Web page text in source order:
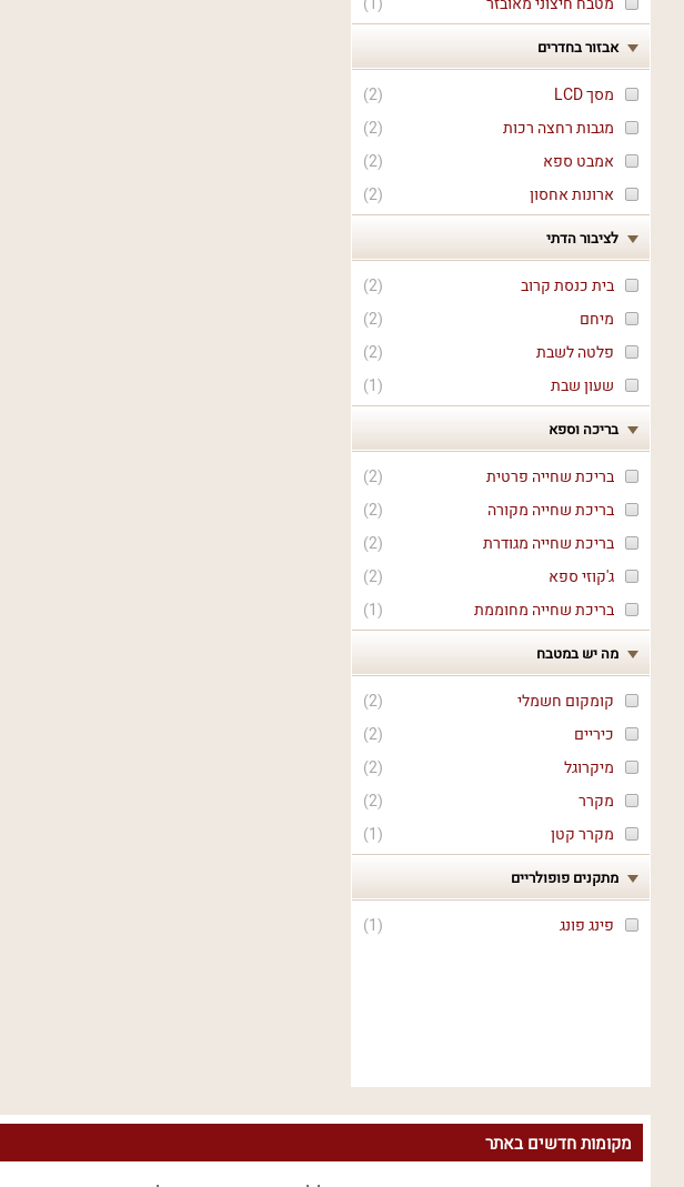
אבזור בחדרים
(
2
)
מסך LCD
(
2
)
מגבות רחצה רכות
(
2
)
אמבט ספא
(
2
) ארונות אחסון
לציבור הדתי
(
2
)
בית כנסת קרוב
(
2
)
מיחם
(
2
)
פלטה לשבת
(
1
) שעון שבת
בריכה וספא
(
2
)
בריכת שחייה פרטית
(
2
)
בריכת שחייה מקורה
(
2
)
בריכת שחייה מגודרת
(
2
)
ג'קוזי ספא
(
1
) בריכת שחייה מחוממת
מה יש במטבח
(
2
)
קומקום חשמלי
(
2
)
כיריים
(
2
)
מיקרוגל
(
2
)
מקרר
(
1
) מקרר קטן
מתקנים פופולריים
(
1
) פינג פונג
מקומות חדשים באתר